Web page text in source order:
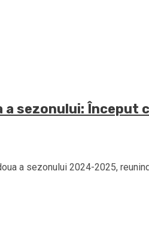
sezonului: Început
a sezonului 2024-2025,